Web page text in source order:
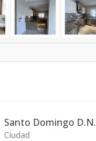
Santo Domingo D.N.
Ciudad